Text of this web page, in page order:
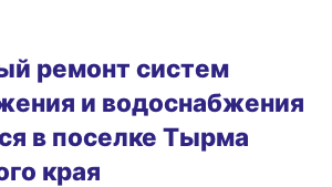
ремонт систем
и водоснабжения
в поселке Тырма
края